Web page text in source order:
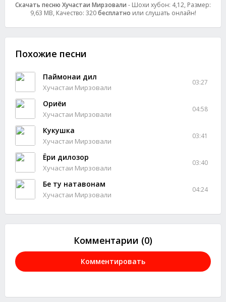
Скачать песню Хучастаи Мирзовали - Шохи хубон: 4,12, Размер:
9,63 MB, Качество: 320бесплатно или слушать онлайн!
Похожие песни
Паймонаи дил
Хучастаи Мирзовали
03:27
Ориёи
Хучастаи Мирзовали
04:58
Кукушка
Хучастаи Мирзовали
03:41
Ёри дилозор
Хучастаи Мирзовали
03:40
Бе ту натавонам
Хучастаи Мирзовали
04:24
Комментарии (0)
Комментировать